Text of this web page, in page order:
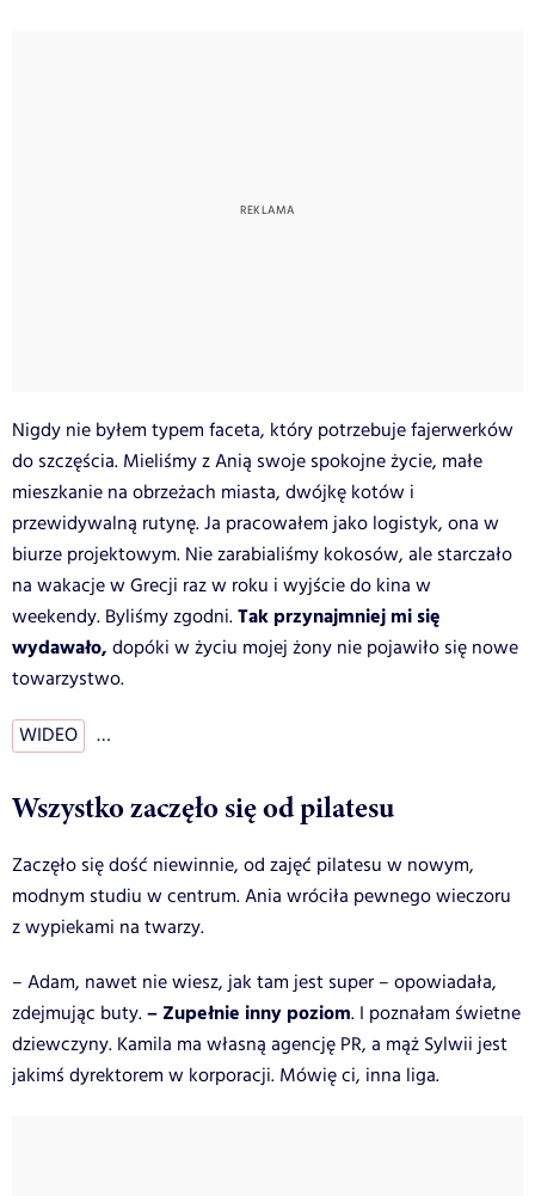
Nigdy nie byłem typem faceta, który potrzebuje fajerwerków
do szczęścia. Mieliśmy z Anią swoje spokojne życie, małe
mieszkanie na obrzeżach miasta, dwójkę kotów i
przewidywalną rutynę. Ja pracowałem jako logistyk, ona w
biurze projektowym. Nie zarabialiśmy kokosów, ale starczało
na wakacje w Grecji raz w roku i wyjście do kina w
weekendy. Byliśmy zgodni.Tak przynajmniej mi się
wydawało, dopóki w życiu mojej żony nie pojawiło się nowe
towarzystwo.
WIDEO …
Wszystko zaczęło się od pilatesu
Zaczęło się dość niewinnie, od zajęć pilatesu w nowym,
modnym studiu w centrum. Ania wróciła pewnego wieczoru
z wypiekami na twarzy.
– Adam, nawet nie wiesz, jak tam jest super – opowiadała,
zdejmując buty.– Zupełnie inny poziom. I poznałam świetne
dziewczyny. Kamila ma własną agencję PR, a mąż Sylwii jest
jakimś dyrektorem w korporacji. Mówię ci, inna liga.